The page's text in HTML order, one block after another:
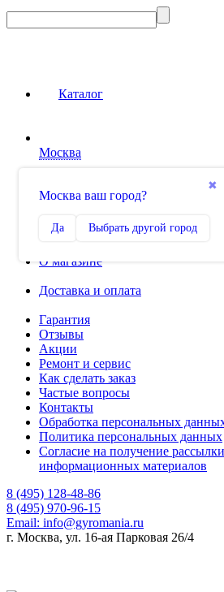
Каталог
Москва
✖
Москва ваш город?
Да Выбрать другой город
0
Избранное
О магазине
Доставка и оплата
Гарантия
Отзывы
Акции
Ремонт и сервис
Как сделать заказ
Частые вопросы
Контакты
Обработка персональных
Политика персональных данных
Согласие на получение
информационных материалов
8 (495) 128-48-86
8 (495) 970-96-15
Email: info@gyromania.ru
г. Москва, ул. 16-ая Парковая 26/4